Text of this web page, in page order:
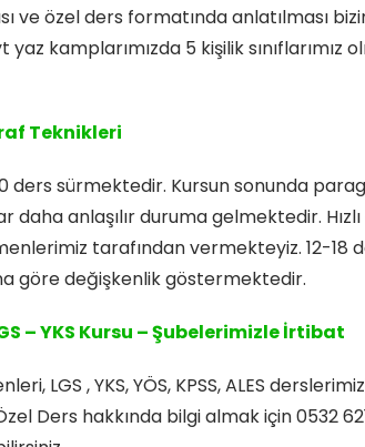
ve özel ders formatında anlatılması
kamplarımızda 5 kişilik sınıflarımız
Teknikleri
ders sürmektedir. Kursun sonunda
anlaşılır duruma gelmektedir. Hızlı
tarafından vermekteyiz. 12-18
göre değişkenlik göstermektedir.
– YKS Kursu – Şubelerimizle İrtibat
LGS , YKS, YÖS, KPSS, ALES
Ders hakkında bilgi almak için 0532 621